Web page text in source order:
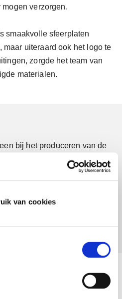
van cookies
verzorgen.
smaakvolle sfeerplaten
maar uiteraard ook het logo te
zorgde het team van
materialen.
bij het produceren van de
montageteam heeft ervoor
goed aan de gevel zijn